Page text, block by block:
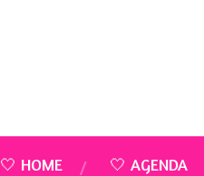
🤍 HOME 🤍 AGENDA